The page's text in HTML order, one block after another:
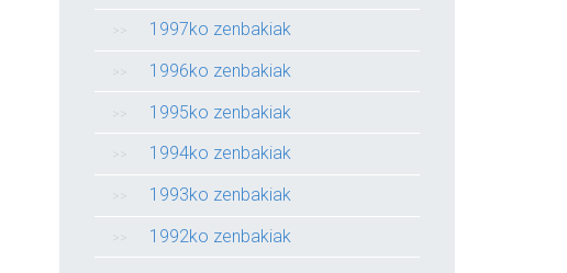
1997ko zenbakiak
1996ko zenbakiak
1995ko zenbakiak
1994ko zenbakiak
1993ko zenbakiak
1992ko zenbakiak